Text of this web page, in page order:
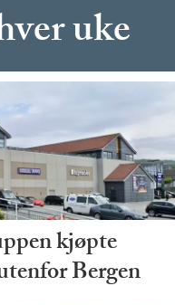
uke
kjøpte
Bergen